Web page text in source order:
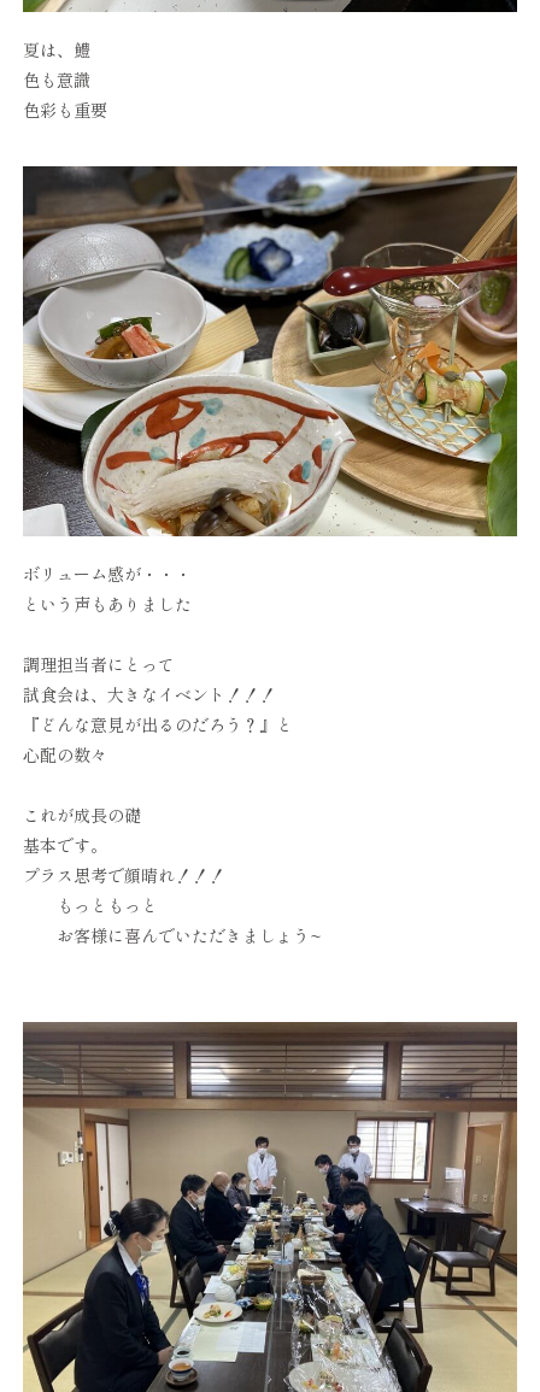
夏は、鱧
色も意識
色彩も重要
ボリューム感が・・・
という声もありました
調理担当者にとって
試食会は、大きなイベント！！！
『どんな意見が出るのだろう？』と
心配の数々
これが成長の礎
基本です。
プラス思考で顔晴れ！！！
もっともっと
お客様に喜んでいただきましょう~